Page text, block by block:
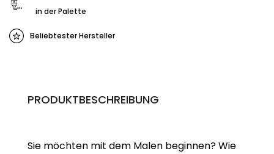
in der Palette
Beliebtester Hersteller
PRODUKTBESCHREIBUNG
Sie möchten mit dem Malen beginnen? Wie